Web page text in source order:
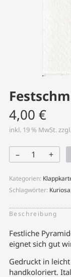
4,00 €
inkl. 19 % MwSt.zzgl.
–
Festschmaus
Menge
+
Kategorien:
Schlagwörter: Kuriosa
Beschreibung
Festliche
eignet sich gut
Gedruckt in
handkoloriert.